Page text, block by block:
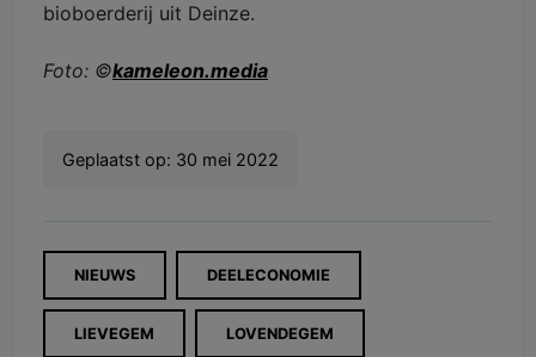
bioboerderij uit Deinze.
Foto: ©kameleon.media
Geplaatst op: 30 mei 2022
NIEUWS DEELECONOMIE
LIEVEGEM LOVENDEGEM